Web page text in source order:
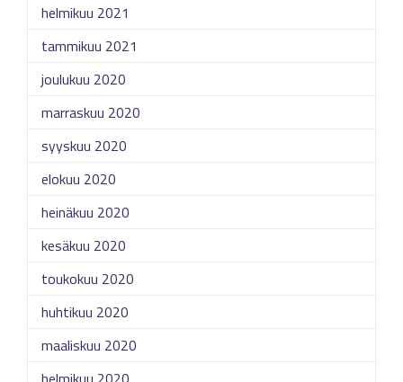
helmikuu 2021
tammikuu 2021
joulukuu 2020
marraskuu 2020
syyskuu 2020
elokuu 2020
heinäkuu 2020
kesäkuu 2020
toukokuu 2020
huhtikuu 2020
maaliskuu 2020